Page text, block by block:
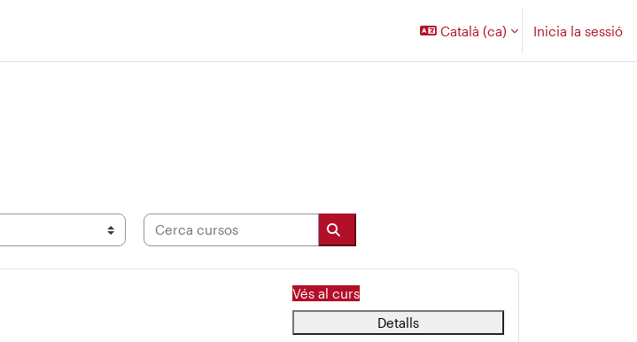
Català ‎(ca)‎ Inicia la sessió
Cerca cursos
Cerca cursos
Vés al curs
Detalls